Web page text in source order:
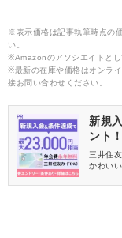
※表示価格は記事執筆時点の
い。
※Amazonのアソシエイトとし
※最新の在庫や価格はオンラ
接お問い合わせください。
新規
ント！
三井住
かわい